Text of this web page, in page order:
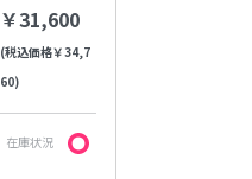
￥31,600
(税込価格￥34,7
60)
在庫状況